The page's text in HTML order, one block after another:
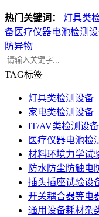
热门关键词： 灯具类
备医疗仪器电池检测
防异物
TAG标签
灯具类检测设备
家电类检测设备
IT/AV类检测设备
医疗仪器电池检
材料环境力学试
防水防尘防触电
插头插座试验设
开关耦合器等电
通用设备耗材杂